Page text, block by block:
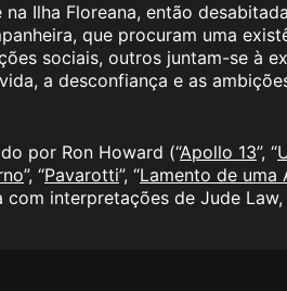
Ilha Floreana, então
que procuram uma
sociais, outros juntam-se à
a desconfiança e as
por Ron Howard (“Apollo 13”, “
”, “Pavarotti”, “Lamento de uma
interpretações de Jude Law,